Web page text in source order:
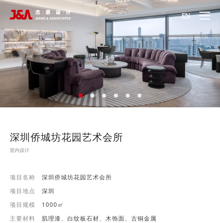
EN
深圳侨城坊花园艺术会所
室内设计
项目名称
深圳侨城坊花园艺术会所
项目地点
深圳
项目规模
1000㎡
主要材料
肌理漆、白纹板石材、木饰面、古铜金属